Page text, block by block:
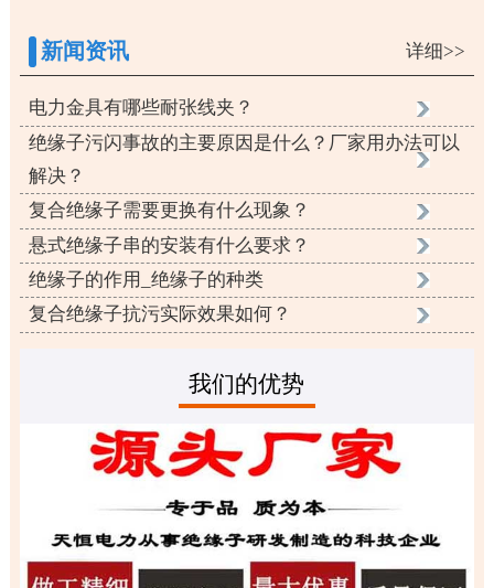
新闻资讯 详细>>
电力金具有哪些耐张线夹？
绝缘子污闪事故的主要原因是什么？厂家用办法可以
解决？
复合绝缘子需要更换有什么现象？
悬式绝缘子串的安装有什么要求？
绝缘子的作用_绝缘子的种类
复合绝缘子抗污实际效果如何？
我们的优势